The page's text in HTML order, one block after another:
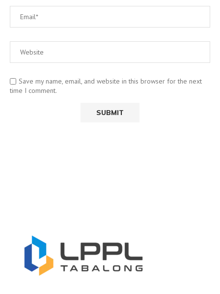
Save my name, email, and website in this browser for the next
time I comment.